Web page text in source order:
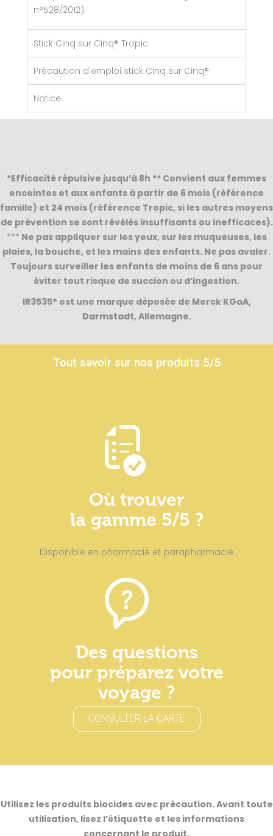
n°528/2012).
Stick Cinq sur Cinq® Tropic
Précaution d'emploi stick Cinq sur Cinq®
Notice
*Efficacité répulsive jusqu’à 8h ** Convient aux femmes
enceintes et aux enfants à partir de 6 mois (référence
famille) et 24 mois (référence Tropic, si les autres moyens
de prévention se sont révélés insuffisants ou inefficaces).
*** Ne pas appliquer sur les yeux, sur les muqueuses, les
plaies, la bouche, et les mains des enfants. Ne pas avaler.
Toujours surveiller les enfants de moins de 6 ans pour
éviter tout risque de succion ou d’ingestion.
IR3535® est une marque déposée de Merck KGaA,
Darmstadt, Allemagne.
Tout savoir sur nos produits 5/5
Où trouver
la gamme 5/5 ?
Disponible en pharmacie et parapharmacie
Des questions
pour préparez votre
voyage ?
CONSULTER LA CARTE
Utilisez les produits biocides avec précaution. Avant toute
utilisation, lisez l’étiquette et les informations